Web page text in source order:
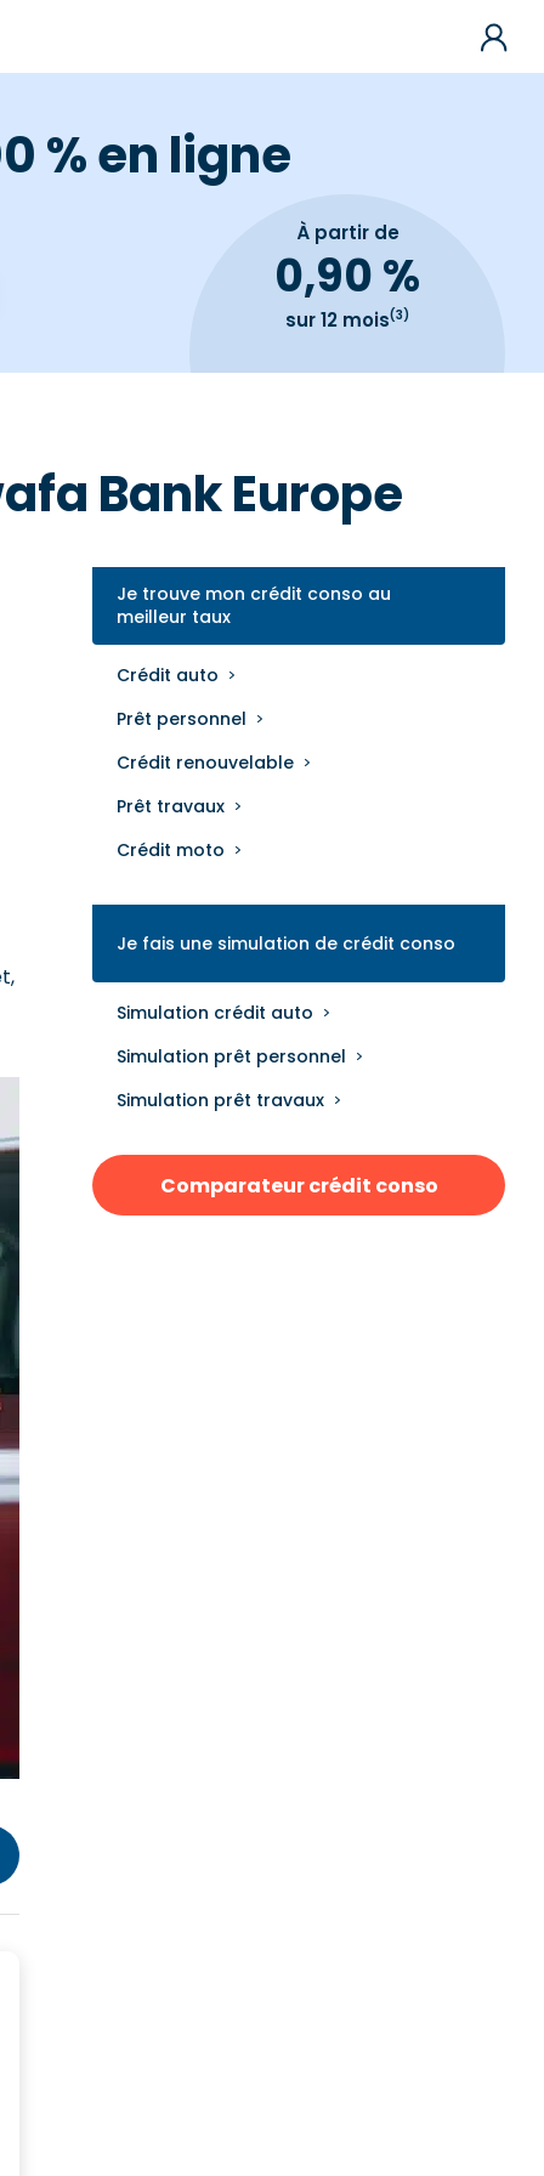
% en ligne
À partir de
0,90 %
sur 12 mois(3)
Bank Europe
Je trouve mon crédit conso au
meilleur taux
Crédit auto
Prêt personnel
Crédit renouvelable
Prêt travaux
Crédit moto
Je fais une simulation de crédit conso
Simulation crédit auto
Simulation prêt personnel
Simulation prêt travaux
Comparateur crédit conso